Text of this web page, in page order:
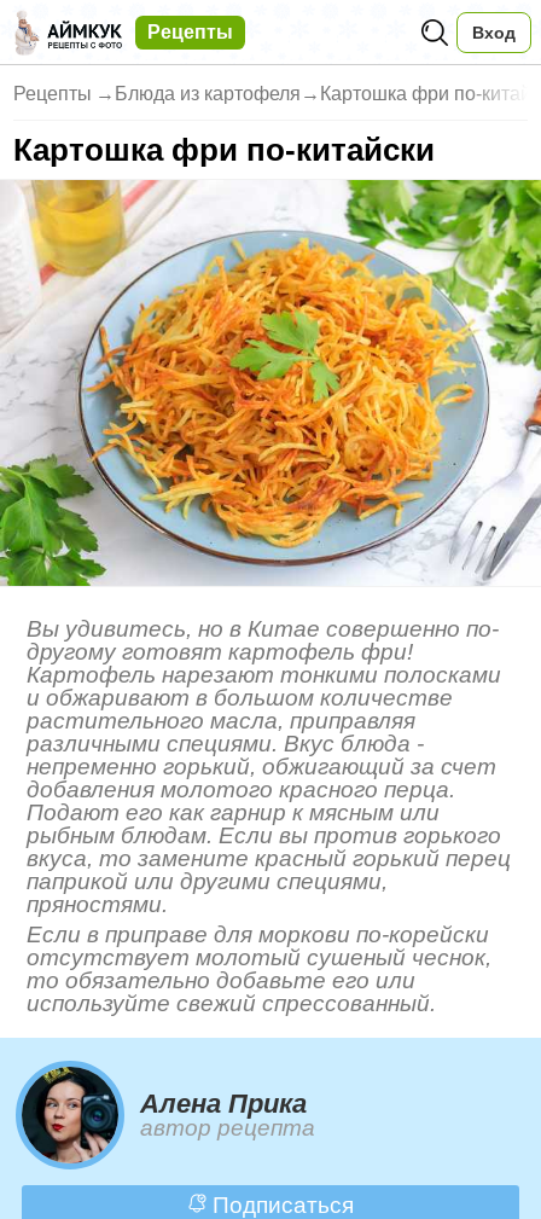
Рецепты Вход
Рецепты → Блюда из картофеля → Картошка фри по-
Картошка фри по-китайски
Вы удивитесь, но в Китае совершенно по-
другому готовят картофель фри!
Картофель нарезают тонкими полосками
и обжаривают в большом количестве
растительного масла, приправляя
различными специями. Вкус блюда -
непременно горький, обжигающий за счет
добавления молотого красного перца.
Подают его как гарнир к мясным или
рыбным блюдам. Если вы против горького
вкуса, то замените красный горький перец
паприкой или другими специями,
пряностями.
Если в приправе для моркови по-корейски
отсутствует молотый сушеный чеснок,
то обязательно добавьте его или
используйте свежий спрессованный.
Алена Прика
автор рецепта
Подписаться